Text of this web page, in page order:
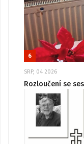
6
SRP, 04 2026
Rozloučení se